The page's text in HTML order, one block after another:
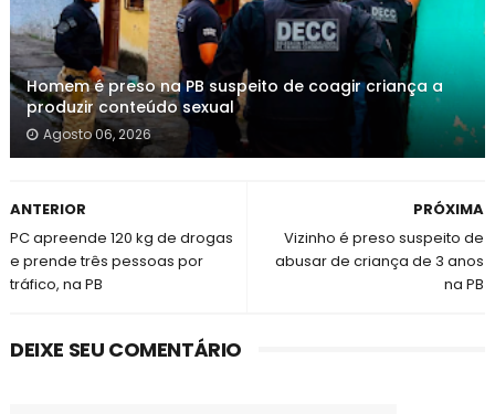
Homem é preso na PB suspeito de coagir criança a
produzir conteúdo sexual
Agosto 06, 2026
PRÓXIMA
Vizinho é preso suspeito de
abusar de criança de 3 anos
na PB
ANTERIOR
PC apreende 120 kg de drogas
e prende três pessoas por
tráfico, na PB
DEIXE SEU COMENTÁRIO